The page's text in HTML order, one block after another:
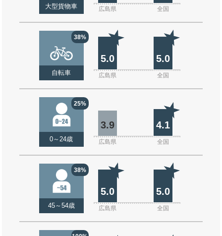
大型貨物車 広島県 全国
38%
自転車
5.0 5.0
広島県 全国
25%
0～24歳
3.9 4.1
広島県 全国
38%
45～54歳
5.0 5.0
広島県 全国